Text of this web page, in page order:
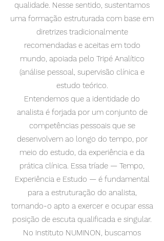
qualidade. Nesse sentido, sustentamos
uma formação estruturada com base em
diretrizes tradicionalmente
recomendadas e aceitas em todo
mundo, apoiada pelo Tripé Analítico
(análise pessoal, supervisão clínica e
estudo teórico.
Entendemos que a identidade do
analista é forjada por um conjunto de
competências pessoais que se
desenvolvem ao longo do tempo, por
meio do estudo, da experiência e da
prática clínica. Essa tríade — Tempo,
Experiência e Estudo — é fundamental
para a estruturação do analista,
tornando-o apto a exercer e ocupar essa
posição de escuta qualificada e singular.
No Instituto NUMINON, buscamos